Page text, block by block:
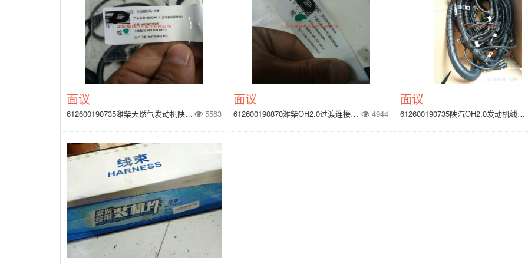
面议
612600190735潍柴天然气发动机陕汽OH2.0发动机线束WP10 5563
面议
612600190870潍柴OH2.0过渡连接线束 4944
面议
612600190735陕汽OH2.0发动机线束（P10）